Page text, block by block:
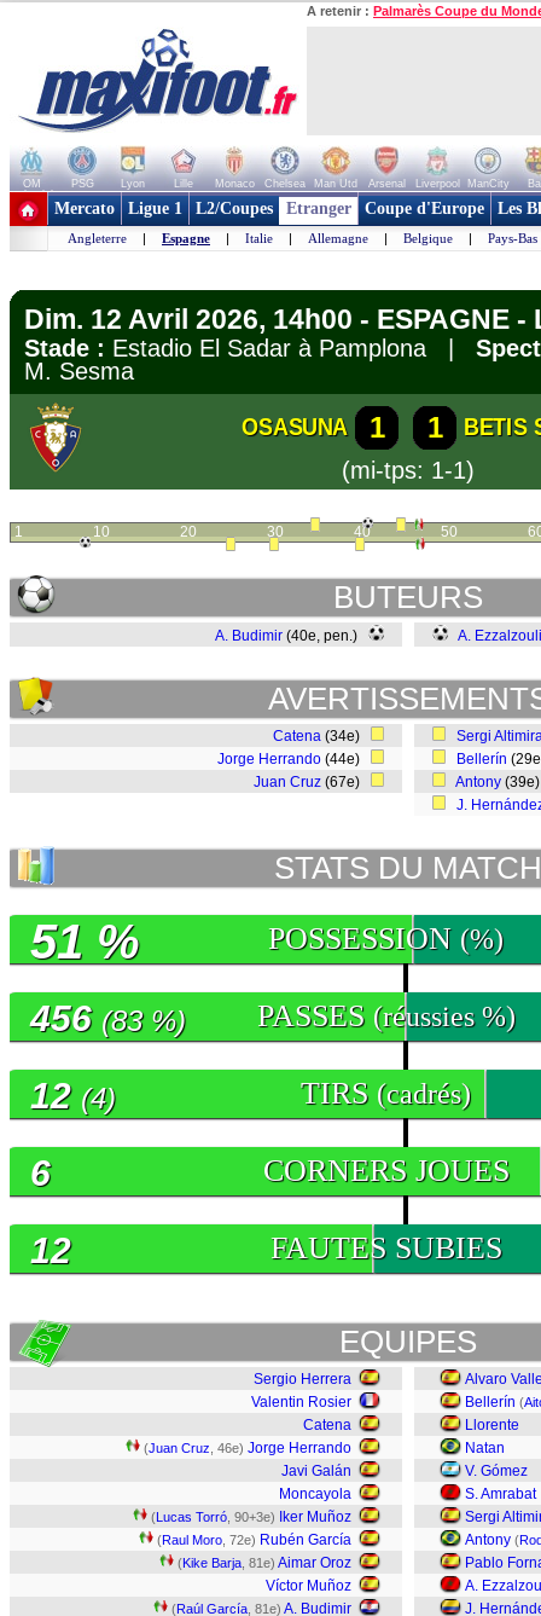
A retenir : Palmarès Coupe du
OM PSG Lyon Lille Monaco Chelsea Man Utd Arsenal Liverpool ManCity
+ de clubs
Mercato Ligue 1 L2/Coupes Etranger Coupe d'Europe Les
Angleterre | Espagne | Italie | Allemagne | Belgique | Pays-Bas
Dim. 12 Avril 2026, 14h00 - ESPAGNE -
Stade : Estadio El Sadar à Pamplona |
M. Sesma
OSASUNA 1 1
BETIS
(mi-tps: 1-1)
1 10 20 30 40 50
BUTEURS
A. Budimir (40e, pen.) A. Ezzalzouli
Catena (34e)
Jorge Herrando (44e)
Juan Cruz (67e)
Sergi
Bellerín
Antony
J.
STATS DU MATCH
POSSESSION (%)
51 %
PASSES (réussies %)
456 (83 %)
TIRS (cadrés)
12 (4)
CORNERS JOUES
6
FAUTES SUBIES
12
EQUIPES
Sergio Herrera
Valentin Rosier
Catena
(Juan Cruz , 46e) Jorge Herrando
Javi Galán
Moncayola
(Lucas Torró , 90+3e) Iker Muñoz
(Raul Moro , 72e) Rubén García
(Kike Barja , 81e) Aimar Oroz
Víctor Muñoz
(Raúl García , 81e) A. Budimir
Alvaro
Bellerín (
Llorente
Natan
V. Gómez
S. Amrabat
Sergi
Antony (
Pablo
A.
J.